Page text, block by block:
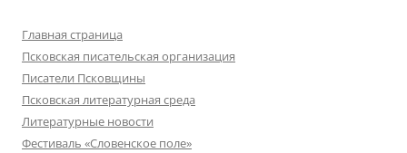
Главная страница
Псковская писательская организация
Писатели Псковщины
Псковская литературная среда
Литературные новости
Фестиваль «Словенское поле»